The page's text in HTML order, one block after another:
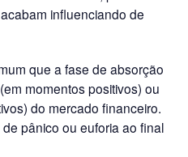
influenciando de
que a fase de absorção
momentos positivos) ou
do mercado financeiro.
pânico ou euforia ao final